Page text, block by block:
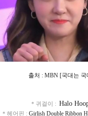
출처 : MBN [국대는
＊귀걸이 : Halo
＊헤어핀 : Girlish Double Ribbon